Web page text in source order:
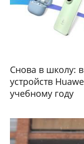
Снова в школу:
устройств
учебному году